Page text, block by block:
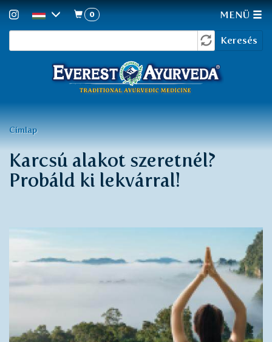
űrlap
Keresés
0 MENÜ
Jelenlegi
hely
Címlap
Karcsú alakot szeretnél?
Probáld ki lekvárral!